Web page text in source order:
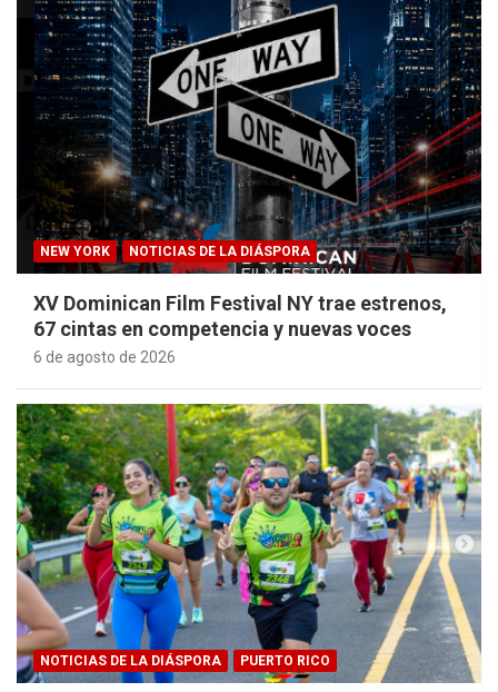
NEW YORK NOTICIAS DE LA DIÁSPORA
XV Dominican Film Festival NY trae estrenos,
67 cintas en competencia y nuevas voces
6 de agosto de 2026
NOTICIAS DE LA DIÁSPORA PUERTO RICO